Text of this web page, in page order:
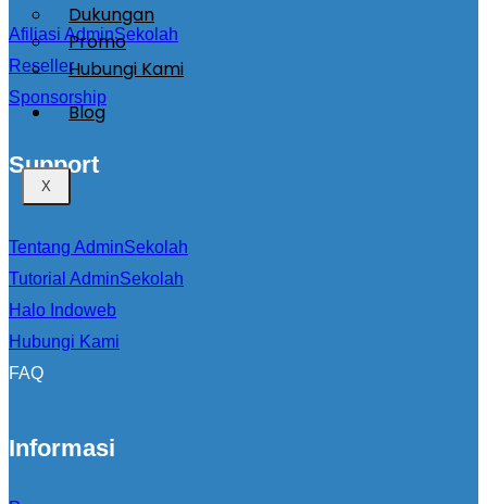
Dukungan
Promo
Hubungi Kami
Blog
X
Afiliasi AdminSekolah
Reseller
Sponsorship
Support
Tentang AdminSekolah
Tutorial AdminSekolah
Halo Indoweb
Hubungi Kami
FAQ
Informasi